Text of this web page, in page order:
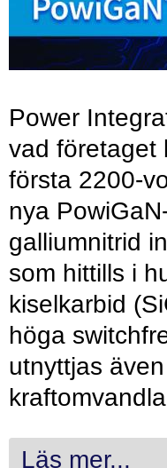
Power
vad företaget
första 2200-
nya
galliumnitrid
som hittills i
kiselkarbid
höga
utnyttjas
Läs mer...